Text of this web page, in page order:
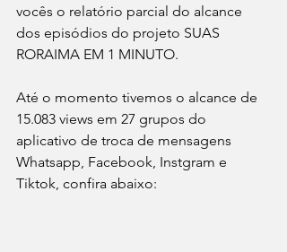
vocês o relatório parcial do alcance
dos episódios do projeto SUAS
RORAIMA EM 1 MINUTO.
Até o momento tivemos o alcance de
15.083 views em 27 grupos do
aplicativo de troca de mensagens
Whatsapp, Facebook, Instgram e
Tiktok, confira abaixo: